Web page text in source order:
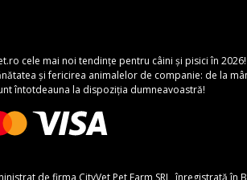
cele mai noi tendințe pentru câini și pisici în
și fericirea animalelor de companie: de la
întotdeauna la dispoziția dumneavoastră!
de firma CityVet Pet Farm SRL, înregistrată